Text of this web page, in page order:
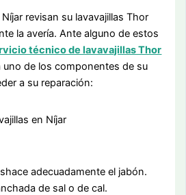
revisan su lavavajillas Thor
la avería. Ante alguno de estos
técnico de lavavajillas Thor
uno de los componentes de su
a su reparación:
adecuadamente el jabón.
de sal o de cal.